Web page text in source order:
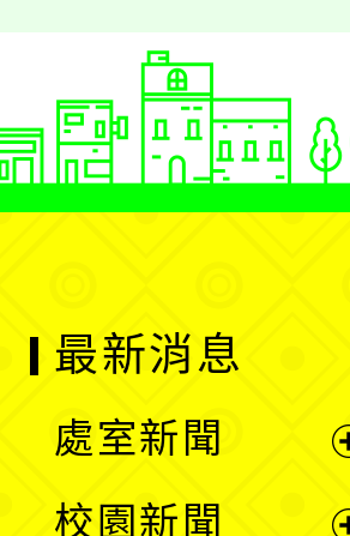
最新消息
處室新聞
校園新聞